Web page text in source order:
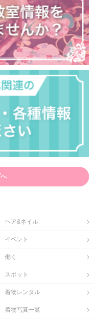
ヘア&ネイル
イベント
働く
スポット
着物レンタル
着物写真一覧